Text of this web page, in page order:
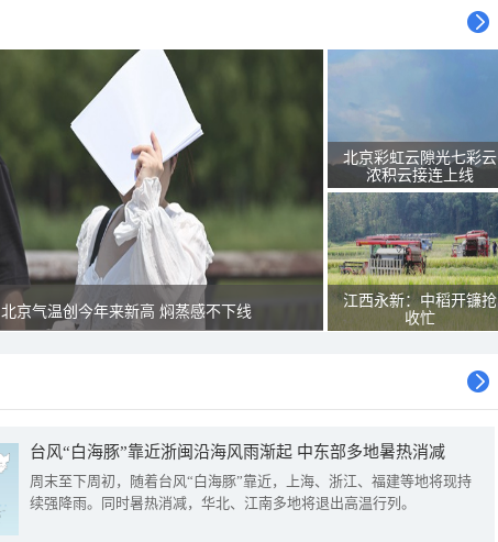
北京气温创今年来新高 焖蒸感不下线
北京彩虹云隙光七彩云
浓积云接连上线
江西永新：中稻开镰抢
收忙
台风“白海豚”靠近浙闽沿海风雨渐起 中东部多地暑热消减
周末至下周初，随着台风“白海豚”靠近，上海、浙江、福建等地将现持
续强降雨。同时暑热消减，华北、江南多地将退出高温行列。